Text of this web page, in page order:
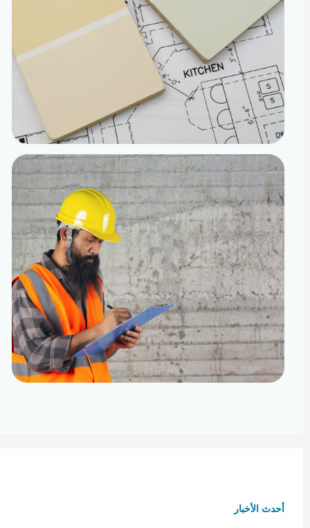
تنفيذ
الدقة من المخطط إلى الواقع
أحدث الأخبار